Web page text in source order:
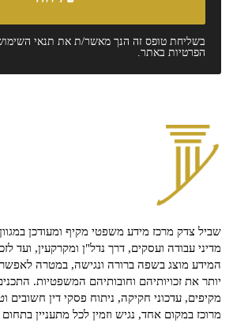
בשליחת טופס זה הנך מאשר/ת את תנאי
הפרטיות באתר.
שביל צדק מרכז מידע משפטי מקיף ומעודכן
מדיני עבודה ועסקים, דרך נדל"ן ומקרקעין, ועד
המידע מוצג בשפה ברורה ונגישה, במטרה לאפשר
יותר את זכויותיהם וחובותיהם המשפטיות.
מקיפים, עדכוני חקיקה, ניתוח פסקי דין חשובים
מרוכז במקום אחד, נגיש וזמין לכל מתעניין